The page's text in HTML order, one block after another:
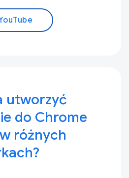
utworzyć
do Chrome
różnych